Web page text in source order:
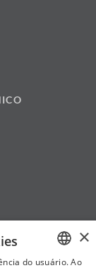
×
do usuário. Ao